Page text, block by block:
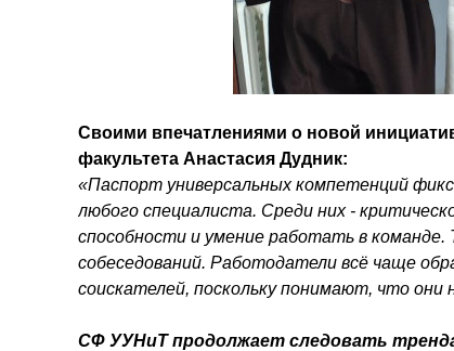
Своими впечатлениями о новой
факультета Анастасия Дудник:
«Паспорт универсальных компетенций
любого специалиста. Среди них -
способности и умение работать в команде.
собеседований. Работодатели всё чаще
соискателей, поскольку понимают, что
СФ УУНиТ продолжает следовать